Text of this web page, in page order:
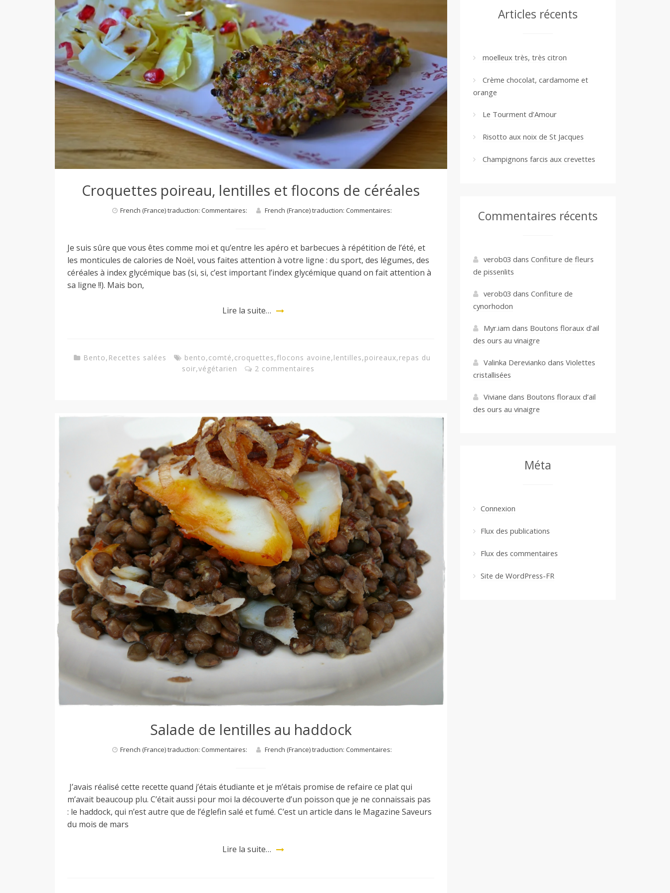
d
e
d
e
M
a
n
Croquettes poireau, lentilles et flocons de céréales
French (France) traduction: Commentaires: French (France) traduction: Commentaires:
Je suis sûre que vous êtes comme moi et qu’entre les apéro et barbecues à répétition de l’été, et
les monticules de calories de Noël, vous faites attention à votre ligne : du sport, des légumes, des
céréales à index glycémique bas (si, si, c’est important l’index glycémique quand on fait attention à
sa ligne !!). Mais bon,
Lire la suite…
Bento, Recettes salées bento,comté,croquettes,flocons avoine,lentilles,poireaux,repas du
soir,végétarien 2 commentaires
Salade de lentilles au haddock
French (France) traduction: Commentaires: French (France) traduction: Commentaires:
J’avais réalisé cette recette quand j’étais étudiante et je m’étais promise de refaire ce plat qui
m’avait beaucoup plu. C’était aussi pour moi la découverte d’un poisson que je ne connaissais pas
: le haddock, qui n’est autre que de l’églefin salé et fumé. C’est un article dans le Magazine Saveurs
du mois de mars
Lire la suite…
Articles récents
moelleux très, très citron
Crème chocolat, cardamome et
orange
Le Tourment d’Amour
Risotto aux noix de St Jacques
Champignons farcis aux crevettes
Commentaires récents
verob03 dans Confiture de fleurs
de pissenlits
verob03 dans Confiture de
cynorhodon
Myr.iam dans Boutons floraux d’ail
des ours au vinaigre
Valinka Derevianko dans Violettes
cristallisées
Viviane dans Boutons floraux d’ail
des ours au vinaigre
Méta
Connexion
Flux des publications
Flux des commentaires
Site de WordPress-FR